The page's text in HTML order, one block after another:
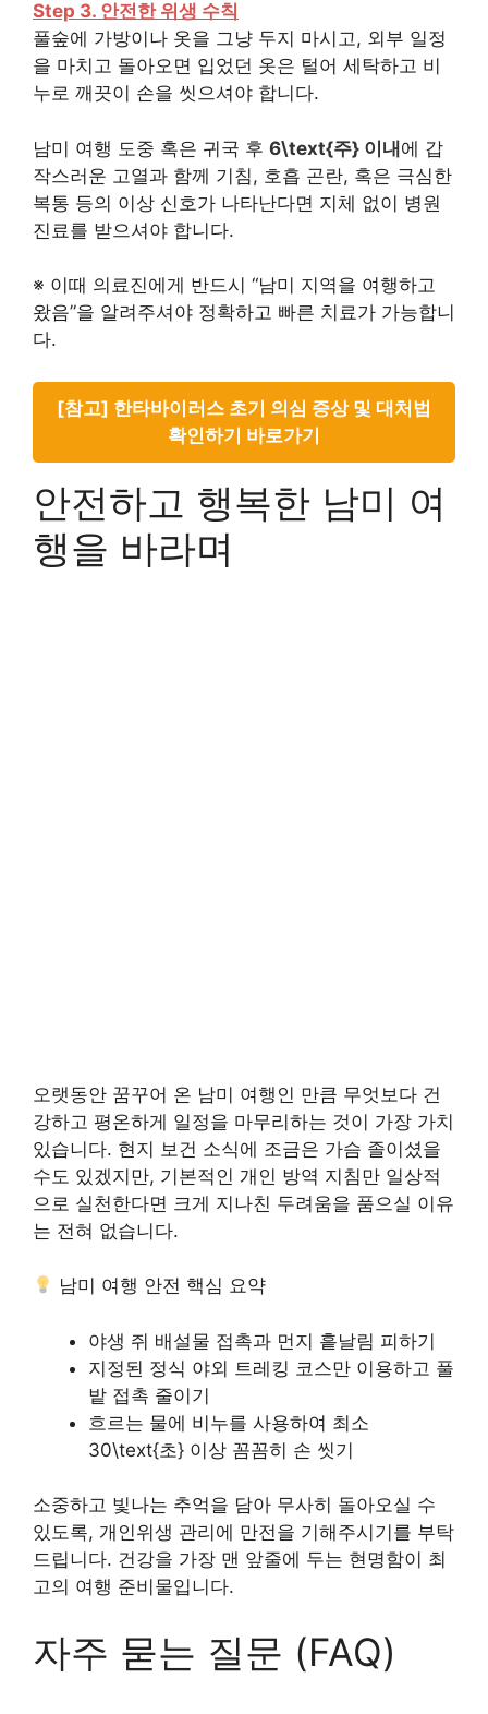
Step 3. 안전한 위생 수칙
풀숲에 가방이나 옷을 그냥 두지 마시고, 외부 일정
을 마치고 돌아오면 입었던 옷은 털어 세탁하고 비
누로 깨끗이 손을 씻으셔야 합니다.
남미 여행 도중 혹은 귀국 후 6\text{주} 이내에 갑
작스러운 고열과 함께 기침, 호흡 곤란, 혹은 극심한
복통 등의 이상 신호가 나타난다면 지체 없이 병원
진료를 받으셔야 합니다.
※ 이때 의료진에게 반드시 “남미 지역을 여행하고
왔음”을 알려주셔야 정확하고 빠른 치료가 가능합니
다.
[참고] 한타바이러스 초기 의심 증상 및 대처법
확인하기 바로가기
안전하고 행복한 남미 여
행을 바라며
오랫동안 꿈꾸어 온 남미 여행인 만큼 무엇보다 건
강하고 평온하게 일정을 마무리하는 것이 가장 가치
있습니다. 현지 보건 소식에 조금은 가슴 졸이셨을
수도 있겠지만, 기본적인 개인 방역 지침만 일상적
으로 실천한다면 크게 지나친 두려움을 품으실 이유
는 전혀 없습니다.
남미 여행 안전 핵심 요약
야생 쥐 배설물 접촉과 먼지 흩날림 피하기
지정된 정식 야외 트레킹 코스만 이용하고 풀
밭 접촉 줄이기
흐르는 물에 비누를 사용하여 최소
30\text{초} 이상 꼼꼼히 손 씻기
소중하고 빛나는 추억을 담아 무사히 돌아오실 수
있도록, 개인위생 관리에 만전을 기해주시기를 부탁
드립니다. 건강을 가장 맨 앞줄에 두는 현명함이 최
고의 여행 준비물입니다.
자주 묻는 질문 (FAQ)